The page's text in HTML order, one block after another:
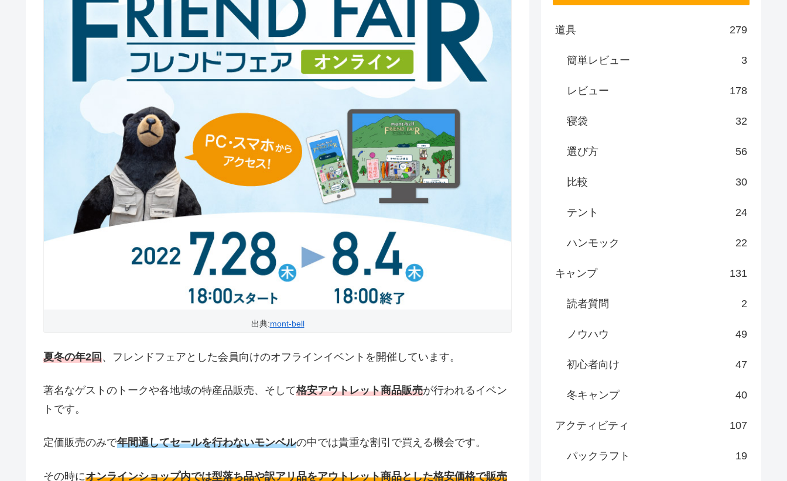
出典:mont-bell
夏冬の年2回、フレンドフェアとした会員向けのオフラインイベントを開催しています。
著名なゲストのトークや各地域の特産品販売、そして格安アウトレット商品販売が行われるイベン
トです。
定価販売のみで年間通してセールを行わないモンベルの中では貴重な割引で買える機会です。
その時にオンラインショップ内では型落ち品や訳アリ品をアウトレット商品とした格安価格で販売
道具 279
簡単レビュー 3
レビュー 178
寝袋 32
選び方 56
比較 30
テント 24
ハンモック 22
キャンプ 131
読者質問 2
ノウハウ 49
初心者向け 47
冬キャンプ 40
アクティビティ 107
パックラフト 19